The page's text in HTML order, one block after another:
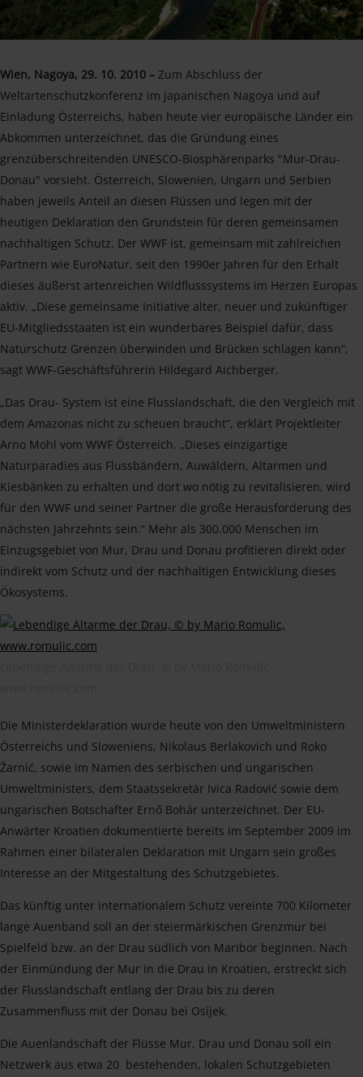
Wien, Nagoya, 29. 10. 2010 – Zum Abschluss der
Weltartenschutzkonferenz im japanischen Nagoya und auf
Einladung Österreichs, haben heute vier europäische Länder ein
Abkommen unterzeichnet, das die Gründung eines
grenzüberschreitenden UNESCO-Biosphärenparks "Mur-Drau-
Donau" vorsieht. Österreich, Slowenien, Ungarn und Serbien
haben jeweils Anteil an diesen Flüssen und legen mit der
heutigen Deklaration den Grundstein für deren gemeinsamen
nachhaltigen Schutz. Der WWF ist, gemeinsam mit zahlreichen
Partnern wie EuroNatur, seit den 1990er Jahren für den Erhalt
dieses äußerst artenreichen Wildflusssystems im Herzen Europas
aktiv. „Diese gemeinsame Initiative alter, neuer und zukünftiger
EU-Mitgliedsstaaten ist ein wunderbares Beispiel dafür, dass
Naturschutz Grenzen überwinden und Brücken schlagen kann“,
sagt WWF-Geschäftsführerin Hildegard Aichberger.
„Das Drau- System ist eine Flusslandschaft, die den Vergleich mit
dem Amazonas nicht zu scheuen braucht“, erklärt Projektleiter
Arno Mohl vom WWF Österreich. „Dieses einzigartige
Naturparadies aus Flussbändern, Auwäldern, Altarmen und
Kiesbänken zu erhalten und dort wo nötig zu revitalisieren, wird
für den WWF und seiner Partner die große Herausforderung des
nächsten Jahrzehnts sein.“ Mehr als 300.000 Menschen im
Einzugsgebiet von Mur, Drau und Donau profitieren direkt oder
indirekt vom Schutz und der nachhaltigen Entwicklung dieses
Ökosystems.
Die Ministerdeklaration wurde heute von den Umweltministern
Österreichs und Sloweniens, Nikolaus Berlakovich und Roko
Žarnić, sowie im Namen des serbischen und ungarischen
Umweltministers, dem Staatssekretär Ivica Radović sowie dem
ungarischen Botschafter Ernő Bohár unterzeichnet. Der EU-
Anwärter Kroatien dokumentierte bereits im September 2009 im
Rahmen einer bilateralen Deklaration mit Ungarn sein großes
Interesse an der Mitgestaltung des Schutzgebietes.
Das künftig unter internationalem Schutz vereinte 700 Kilometer
lange Auenband soll an der steiermärkischen Grenzmur bei
Spielfeld bzw. an der Drau südlich von Maribor beginnen. Nach
der Einmündung der Mur in die Drau in Kroatien, erstreckt sich
der Flusslandschaft entlang der Drau bis zu deren
Zusammenfluss mit der Donau bei Osijek.
Die Auenlandschaft der Flüsse Mur, Drau und Donau soll ein
Netzwerk aus etwa 20 bestehenden, lokalen Schutzgebieten